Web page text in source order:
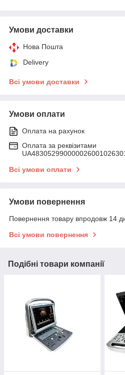
Умови доставки
Нова Пошта
Delivery
Всі умови доставки
Умови оплати
Оплата на рахунок
Оплата за реквізитами
Всі умови оплати
Умови повернення
Повернення товару впродовж 14
Всі умови повернення
Подібні товари компанії